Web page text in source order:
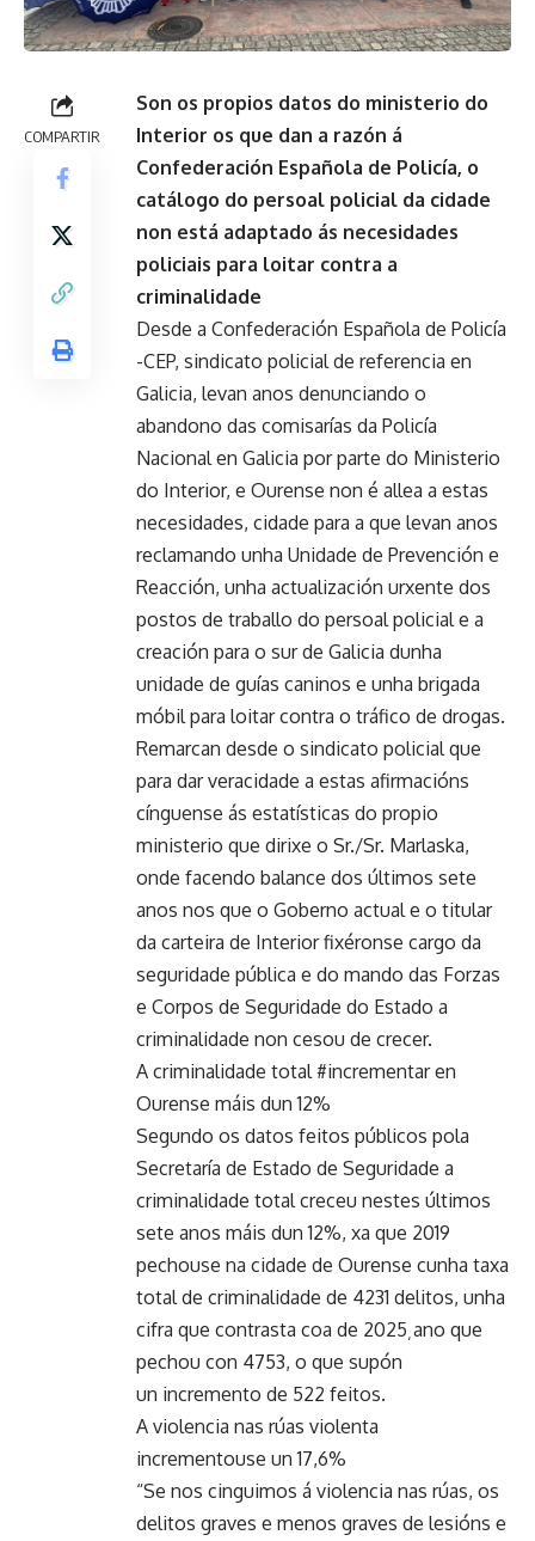
COMPARTIR
Son os propios datos do ministerio do
Interior os que dan a razón á
Confederación Española de Policía, o
catálogo do persoal policial da cidade
non está adaptado ás necesidades
policiais para loitar contra a
criminalidade
Desde a Confederación Española de Policía
-CEP, sindicato policial de referencia en
Galicia, levan anos denunciando o
abandono das comisarías da Policía
Nacional en Galicia por parte do Ministerio
do Interior, e Ourense non é allea a estas
necesidades, cidade para a que levan anos
reclamando unha Unidade de Prevención e
Reacción, unha actualización urxente dos
postos de traballo do persoal policial e a
creación para o sur de Galicia dunha
unidade de guías caninos e unha brigada
móbil para loitar contra o tráfico de drogas.
Remarcan desde o sindicato policial que
para dar veracidade a estas afirmacións
cínguense ás estatísticas do propio
ministerio que dirixe o Sr./Sr. Marlaska,
onde facendo balance dos últimos sete
anos nos que o Goberno actual e o titular
da carteira de Interior fixéronse cargo da
seguridade pública e do mando das Forzas
e Corpos de Seguridade do Estado a
criminalidade non cesou de crecer.
A criminalidade total #incrementar en
Ourense máis dun 12%
Segundo os datos feitos públicos pola
Secretaría de Estado de Seguridade a
criminalidade total creceu nestes últimos
sete anos máis dun 12%, xa que 2019
pechouse na cidade de Ourense cunha taxa
total de criminalidade de 4231 delitos, unha
cifra que contrasta coa de 2025¸ano que
pechou con 4753, o que supón
un incremento de 522 feitos.
A violencia nas rúas violenta
incrementouse un 17,6%
“Se nos cinguimos á violencia nas rúas, os
delitos graves e menos graves de lesións e